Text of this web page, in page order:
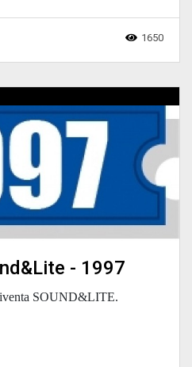
1650
- 1997
SOUND&LITE.